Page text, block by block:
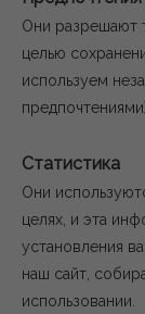
Они разрешают
целью
используем
Статистика
Они
целях, и эта
установления
наш сайт,
использовании.